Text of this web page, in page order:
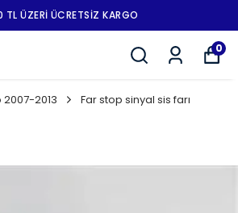
ÜZERI ÜCRETSIZ KARGO
0
2013 Far stop sinyal sis farı